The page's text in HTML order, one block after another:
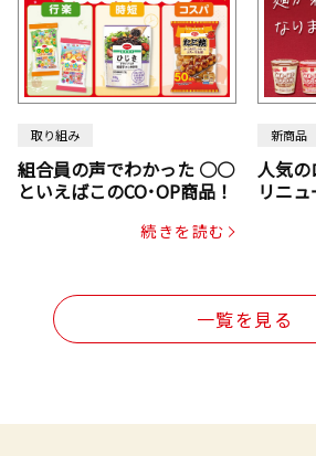
取り組み
組合員の声でわかった ○○
といえばこのCO･OP商品！
続きを読む
新商品
人気
リニュ
一覧を見る